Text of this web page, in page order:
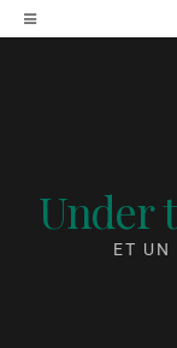
Accéder
au
Under
ET UN